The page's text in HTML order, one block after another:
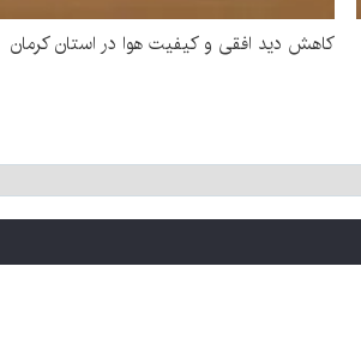
کاهش دید افقی و کیفیت هوا در استان کرمان